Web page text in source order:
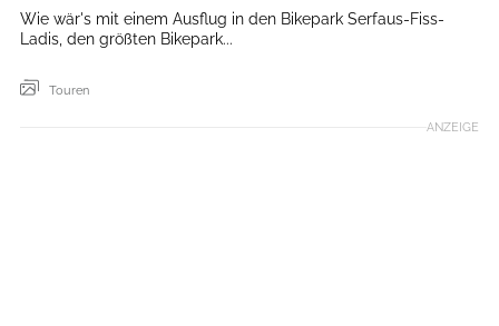
Wie wär's mit einem Ausflug in den Bikepark Serfaus-Fiss-
Ladis, den größten Bikepark...
Touren
ANZEIGE